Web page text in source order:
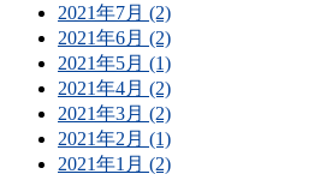
2021年7月 (2)
2021年6月 (2)
2021年5月 (1)
2021年4月 (2)
2021年3月 (2)
2021年2月 (1)
2021年1月 (2)